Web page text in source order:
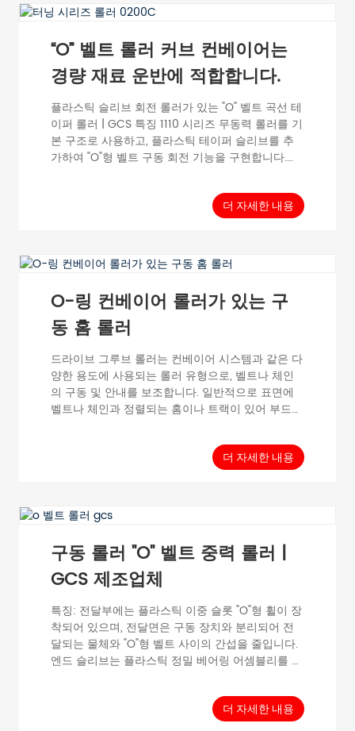
“O” 벨트 롤러 커브 컨베이어는
경량 재료 운반에 적합합니다.
플라스틱 슬리브 회전 롤러가 있는 "O" 벨트 곡선 테
이퍼 롤러 | GCS 특징 1110 시리즈 무동력 롤러를 기
본 구조로 사용하고, 플라스틱 테이퍼 슬리브를 추
가하여 "O"형 벨트 구동 회전 기능을 구현합니다.
웃 감소 효과를 제공합니다. PVC 콘 슬리브 롤러는
기존 롤러에 원뿔형 슬리브(PVC)를 추가하여 다양
한 유형의 회전 믹서를 곡선 이송에 적합하게 제작
더 자세한 내용
O-링 컨베이어 롤러가 있는 구
동 홈 롤러
드라이브 그루브 롤러는 컨베이어 시스템과 같은 다
양한 용도에 사용되는 롤러 유형으로, 벨트나 체인
의 구동 및 안내를 보조합니다. 일반적으로 표면에
벨트나 체인과 정렬되는 홈이나 트랙이 있어 부드럽
롤러는 일반적으로 무거운 하중과 마찰을 견딜 수
있도록 강철이나 플라스틱과 같은 내구성 있는 소재
로 제작됩니다. 샤프트나 차축에 장착되도록 설계되
더 자세한 내용
구동 롤러 "O" 벨트 중력 롤러 |
GCS 제조업체
특징: 전달부에는 플라스틱 이중 슬롯 "O"형 휠이 장
착되어 있으며, 전달면은 구동 장치와 분리되어 전
달되는 물체와 "O"형 벨트 사이의 간섭을 줄입니다.
엔드 슬리브는 플라스틱 정밀 베어링 어셈블리를 채
리즈 홈이 있는 배럴을 대체하여 런아웃을 줄일 수
있습니다. 일반 데이터 전달 하중 단일 재료 ≤30kg
더 자세한 내용